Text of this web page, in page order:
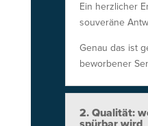
Ein herzlicher
souveräne
Genau das ist
beworbener
2. Qualität: